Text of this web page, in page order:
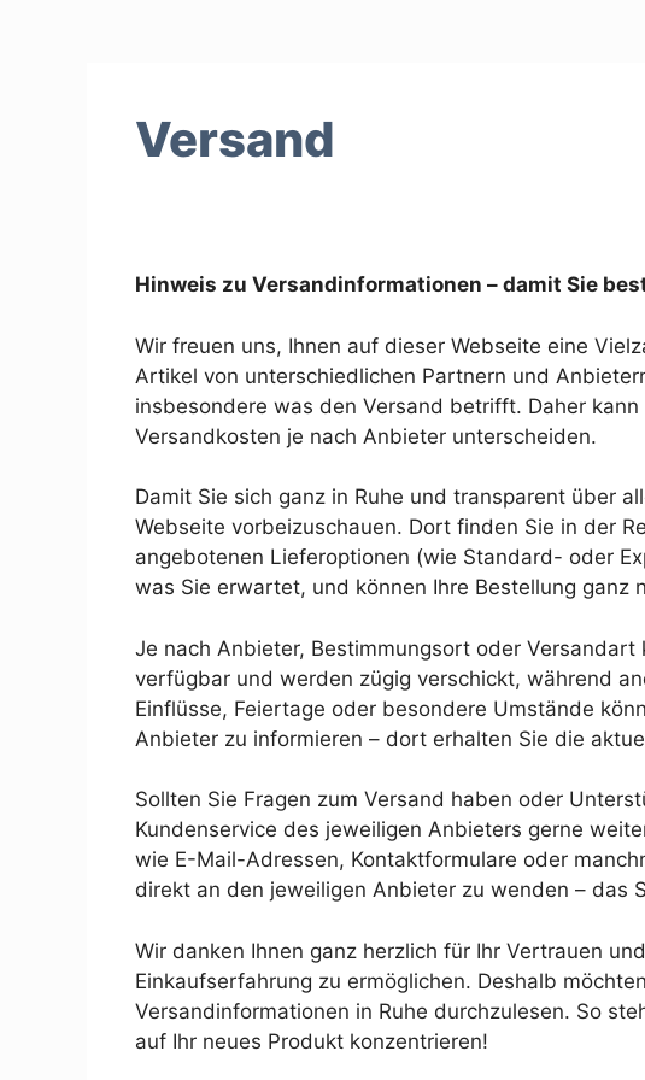
Versand
Hinweis zu Versandinformationen – damit Sie
Wir freuen uns, Ihnen auf dieser Webseite eine
Artikel von unterschiedlichen Partnern und
insbesondere was den Versand betrifft. Daher
Versandkosten je nach Anbieter unterscheiden.
Damit Sie sich ganz in Ruhe und transparent über
Webseite vorbeizuschauen. Dort finden Sie in der
angebotenen Lieferoptionen (wie Standard- oder
was Sie erwartet, und können Ihre Bestellung ganz
Je nach Anbieter, Bestimmungsort oder
verfügbar und werden zügig verschickt, während
Einflüsse, Feiertage oder besondere Umstände
Anbieter zu informieren – dort erhalten Sie die
Sollten Sie Fragen zum Versand haben oder
Kundenservice des jeweiligen Anbieters gerne
wie E-Mail-Adressen, Kontaktformulare oder
direkt an den jeweiligen Anbieter zu wenden – das
Wir danken Ihnen ganz herzlich für Ihr Vertrauen
Einkaufserfahrung zu ermöglichen. Deshalb
Versandinformationen in Ruhe durchzulesen. So
auf Ihr neues Produkt konzentrieren!